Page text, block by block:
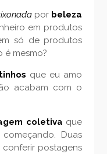
por beleza
em produtos
só de produtos
é mesmo?
que eu amo
acabam com o
coletiva que
começando. Duas
postagens